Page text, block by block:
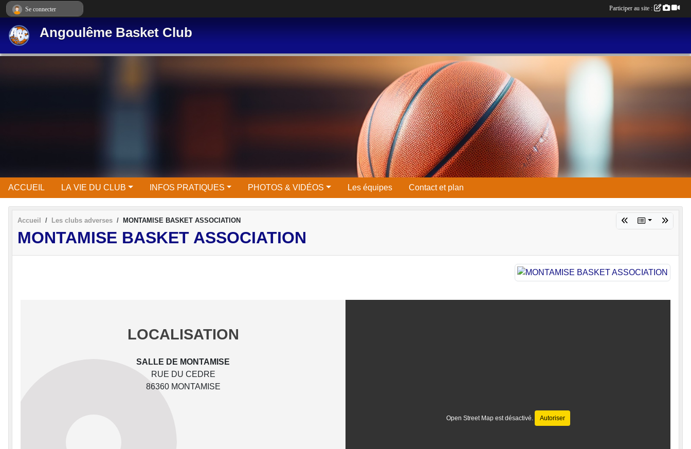
Angoulême Basket Club
ACCUEIL LA VIE DU CLUB INFOS PRATIQUES PHOTOS & VIDÉOS Les équipes Contact et plan
Accueil Les clubs adverses MONTAMISE BASKET ASSOCIATION
MONTAMISE BASKET ASSOCIATION
LOCALISATION
SALLE DE MONTAMISE
RUE DU CEDRE
86360 MONTAMISE
Open Street Map est désactivé. Autoriser
Se connecter Participer au site :
Panneau de gestion des cookies